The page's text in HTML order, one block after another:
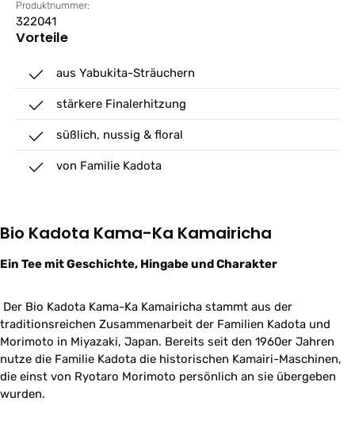
Produktnummer:
322041
Vorteile
aus Yabukita-Sträuchern
stärkere Finalerhitzung
süßlich, nussig & floral
von Familie Kadota
Bio Kadota Kama-Ka Kamairicha
Ein Tee mit Geschichte, Hingabe und Charakter
Der Bio Kadota Kama-Ka Kamairicha stammt aus der
traditionsreichen Zusammenarbeit der Familien Kadota und
Morimoto in Miyazaki, Japan. Bereits seit den 1960er Jahren
nutze die Familie Kadota die historischen Kamairi-Maschinen,
die einst von Ryotaro Morimoto persönlich an sie übergeben
wurden.